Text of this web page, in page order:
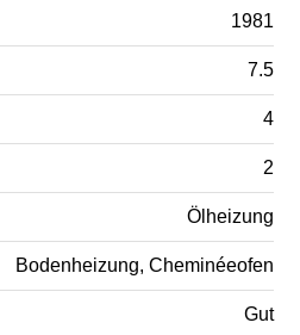
1981
7.5
4
2
Ölheizung
Bodenheizung, Cheminéeofen
Gut